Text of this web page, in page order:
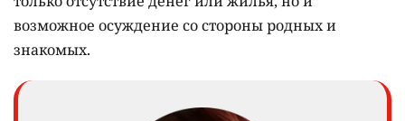
возможное осуждение со стороны родных и
знакомых.